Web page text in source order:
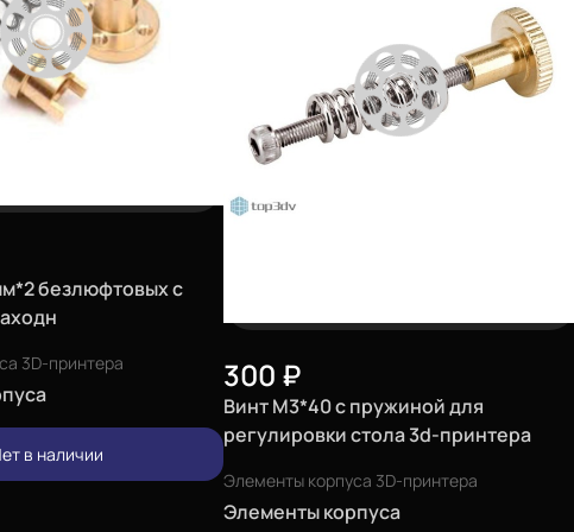
безлюфтовых с
3D-принтера
в наличии
300 ₽
Винт М3*40 с пружиной для
регулировки стола 3d-принтера
Элементы корпуса 3D-принтера
Элементы корпуса